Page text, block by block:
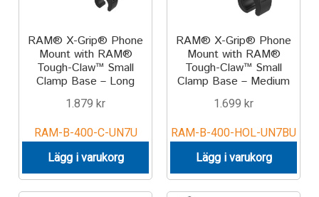
Vehicle Type
Stand-Up Paddleboard
Wheelchair
TILL FÖRETAG
RAM® X-Grip® Phone
Mount with RAM®
Tough-Claw™ Small
Clamp Base – Long
1.879 kr
RAM-B-400-C-UN7U
Lägg i varukorg
RAM® X-Grip® Phone
Mount with RAM®
Tough-Claw™ Small
Clamp Base – Medium
1.699 kr
RAM-B-400-HOL-UN7BU
Lägg i varukorg